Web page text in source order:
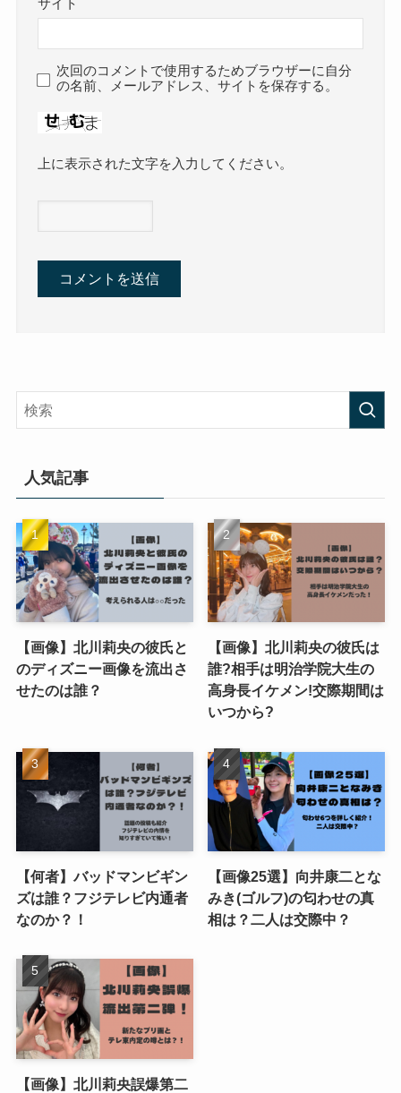
サイト
次回のコメントで使用するためブラウザーに自分
の名前、メールアドレス、サイトを保存する。
上に表示された文字を入力してください。
人気記事
【画像】北川莉央の彼氏と
のディズニー画像を流出さ
せたのは誰？
【画像】北川莉央の彼氏は
誰?相手は明治学院大生の
高身長イケメン!交際期間は
いつから?
【何者】バッドマンビギン
ズは誰？フジテレビ内通者
なのか？！
【画像25選】向井康二とな
みき(ゴルフ)の匂わせの真
相は？二人は交際中？
【画像】北川莉央誤爆第二